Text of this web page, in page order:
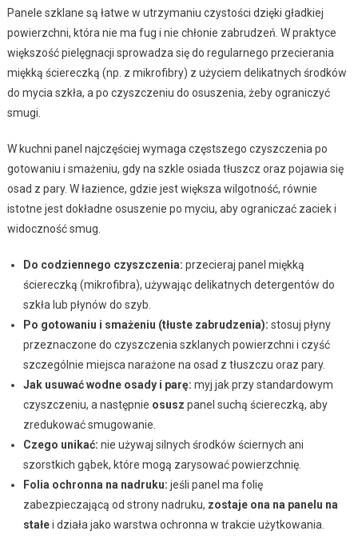
Panele szklane są łatwe w utrzymaniu czystości dzięki gładkiej
powierzchni, która nie ma fug i nie chłonie zabrudzeń. W praktyce
większość pielęgnacji sprowadza się do regularnego przecierania
miękką ściereczką (np. z mikrofibry) z użyciem delikatnych środków
do mycia szkła, a po czyszczeniu do osuszenia, żeby ograniczyć
smugi.
W kuchni panel najczęściej wymaga częstszego czyszczenia po
gotowaniu i smażeniu, gdy na szkle osiada tłuszcz oraz pojawia się
osad z pary. W łazience, gdzie jest większa wilgotność, równie
istotne jest dokładne osuszenie po myciu, aby ograniczać zaciek i
widoczność smug.
Do codziennego czyszczenia: przecieraj panel miękką
ściereczką (mikrofibra), używając delikatnych detergentów do
szkła lub płynów do szyb.
Po gotowaniu i smażeniu (tłuste zabrudzenia): stosuj płyny
przeznaczone do czyszczenia szklanych powierzchni i czyść
szczególnie miejsca narażone na osad z tłuszczu oraz pary.
Jak usuwać wodne osady i parę: myj jak przy standardowym
czyszczeniu, a następnie osusz panel suchą ściereczką, aby
zredukować smugowanie.
Czego unikać: nie używaj silnych środków ściernych ani
szorstkich gąbek, które mogą zarysować powierzchnię.
Folia ochronna na nadruku: jeśli panel ma folię
zabezpieczającą od strony nadruku, zostaje ona na panelu na
stałei działa jako warstwa ochronna w trakcie użytkowania.